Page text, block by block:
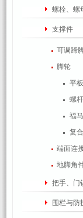
螺栓、螺
支撑件
可调蹄
脚轮
平
螺
福
复
端面连
地脚角
把手、门
围栏与防